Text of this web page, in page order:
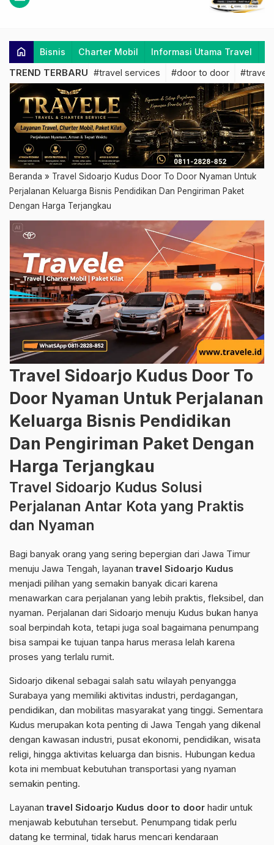
home Bisnis Charter Mobil Informasi Utama Travel
TREND TERBARU #travel services #door to door #travel
Beranda » Travel Sidoarjo Kudus Door To Door Nyaman Untuk
Perjalanan Keluarga Bisnis Pendidikan Dan Pengiriman Paket
Dengan Harga Terjangkau
Travel Sidoarjo Kudus Door To
Door Nyaman Untuk Perjalanan
Keluarga Bisnis Pendidikan
Dan Pengiriman Paket Dengan
Harga Terjangkau
Travel Sidoarjo Kudus Solusi
Perjalanan Antar Kota yang Praktis
dan Nyaman
Bagi banyak orang yang sering bepergian dari Jawa Timur
menuju Jawa Tengah, layanantravel Sidoarjo Kudus
menjadi pilihan yang semakin banyak dicari karena
menawarkan cara perjalanan yang lebih praktis, fleksibel, dan
nyaman. Perjalanan dari Sidoarjo menuju Kudus bukan hanya
soal berpindah kota, tetapi juga soal bagaimana penumpang
bisa sampai ke tujuan tanpa harus merasa lelah karena
proses yang terlalu rumit.
Sidoarjo dikenal sebagai salah satu wilayah penyangga
Surabaya yang memiliki aktivitas industri, perdagangan,
pendidikan, dan mobilitas masyarakat yang tinggi. Sementara
Kudus merupakan kota penting di Jawa Tengah yang dikenal
dengan kawasan industri, pusat ekonomi, pendidikan, wisata
religi, hingga aktivitas keluarga dan bisnis. Hubungan kedua
kota ini membuat kebutuhan transportasi yang nyaman
semakin penting.
Layanantravel Sidoarjo Kudus door to door hadir untuk
menjawab kebutuhan tersebut. Penumpang tidak perlu
datang ke terminal, tidak harus mencari kendaraan